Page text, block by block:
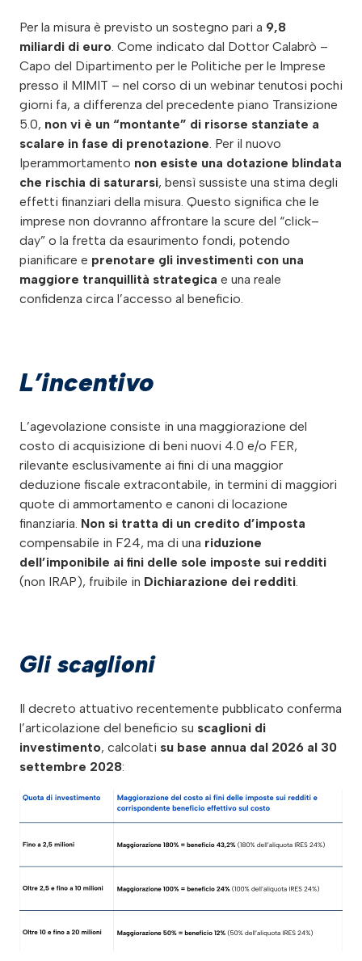
Per la misura è previsto un sostegno pari a 9,8
miliardi di euro. Come indicato dal Dottor Calabrò –
Capo del Dipartimento per le Politiche per le Imprese
presso il MIMIT – nel corso di un webinar tenutosi pochi
giorni fa, a differenza del precedente piano Transizione
5.0, non vi è un “montante” di risorse stanziate a
scalare in fase di prenotazione. Per il nuovo
Iperammortamento non esiste una dotazione blindata
che rischia di saturarsi, bensì sussiste una stima degli
effetti finanziari della misura. Questo significa che le
imprese non dovranno affrontare la scure del “click–
day” o la fretta da esaurimento fondi, potendo
pianificare e prenotare gli investimenti con una
maggiore tranquillità strategica e una reale
confidenza circa l’accesso al beneficio.
L’incentivo
L’agevolazione consiste in una maggiorazione del
costo di acquisizione di beni nuovi 4.0 e/o FER,
rilevante esclusivamente ai fini di una maggior
deduzione fiscale extracontabile, in termini di maggiori
quote di ammortamento e canoni di locazione
finanziaria. Non si tratta di un credito d’imposta
compensabile in F24, ma di una riduzione
dell’imponibile ai fini delle sole imposte sui redditi
(non IRAP), fruibile in Dichiarazione dei redditi.
Gli scaglioni
Il decreto attuativo recentemente pubblicato conferma
l’articolazione del beneficio su scaglioni di
investimento, calcolati su base annua dal 2026 al 30
settembre 2028: